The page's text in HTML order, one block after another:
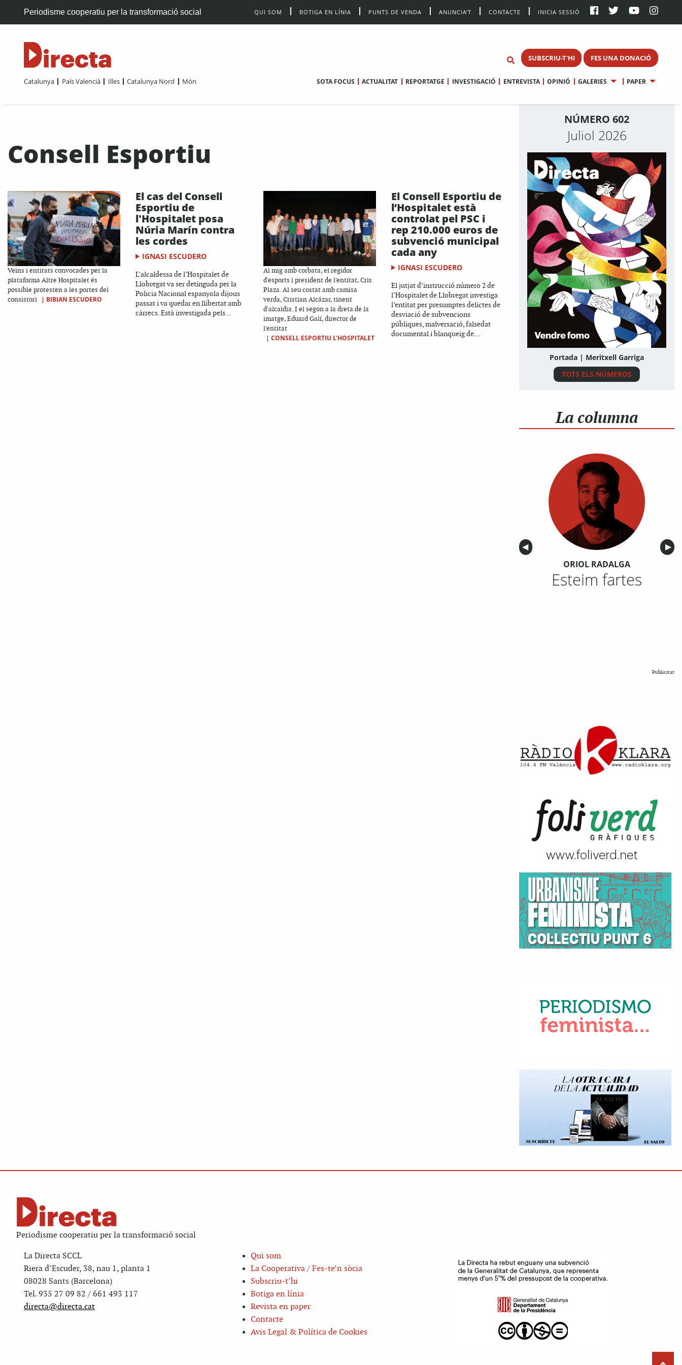
Periodisme cooperatiu per la transformació social QUI SOM BOTIGA EN LÍNIA PUNTS DE VENDA ANUNCIA’T CONTACTE INICIA SESSIÓ
SUBSCRIU-T'HI FES UNA DONACIÓ
Catalunya País Valencià Illes Catalunya Nord Món SOTA FOCUS ACTUALITAT REPORTATGE INVESTIGACIÓ ENTREVISTA OPINIÓ GALERIES PAPER
Consell Esportiu
Veïns i entitats convocades per la
plataforma Altre Hospitalet és
possible protesten a les portes del
consistori
| BIBIAN ESCUDERO
El cas del Consell
Esportiu de
l'Hospitalet posa
Núria Marín contra
les cordes
IGNASI ESCUDERO
L’alcaldessa de l’Hospitalet de
Llobregat va ser detinguda per la
Policia Nacional espanyola dijous
passat i va quedar en llibertat amb
càrrecs. Està investigada pels...
Al mig amb corbata, el regidor
d'esports i president de l'entitat, Cris
Plaza. Al seu costat amb camisa
verda, Cristian Alcázar, tinent
d'alcaldia. I el segon a la dreta de la
imatge, Eduard Galí, director de
l'entitat
| CONSELL ESPORTIU L'HOSPITALET
El Consell Esportiu de
l’Hospitalet està
controlat pel PSC i
rep 210.000 euros de
subvenció municipal
cada any
IGNASI ESCUDERO
El jutjat d’instrucció número 2 de
l’Hospitalet de Llobregat investiga
l’entitat per presumptes delictes de
desviació de subvencions
públiques, malversació, falsedat
documental i blanqueig de...
NÚMERO 602
Juliol 2026
Portada | Meritxell Garriga
TOTS ELS NÚMEROS
La columna
Anterior
◀︎ ▶︎
ORIOL RADALGA
Esteim fartes
Publicitat
Periodisme cooperatiu per la transformació social
La Directa SCCL
Riera d’Escuder, 38, nau 1, planta 1
08028 Sants (Barcelona)
Tel. 935 27 09 82 / 661 493 117
directa@directa.cat
Qui som
La Cooperativa / Fes-te’n sòcia
Subscriu-t’hi
Botiga en línia
Revista en paper
Contacte
Avis Legal & Política de Cookies